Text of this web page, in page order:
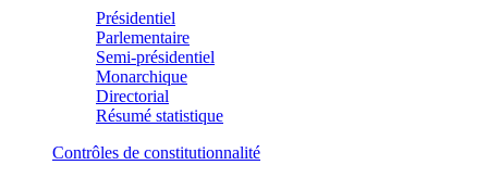
Présidentiel
Parlementaire
Semi-présidentiel
Monarchique
Directorial
Résumé statistique
Contrôles de constitutionnalité